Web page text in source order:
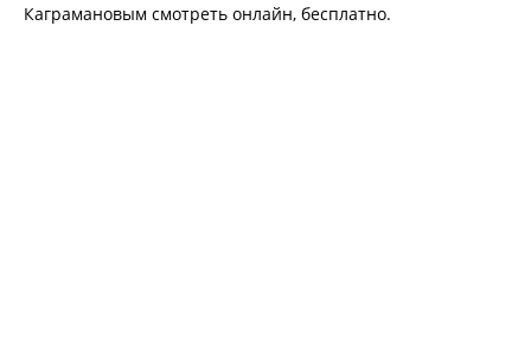
Каграмановым смотреть онлайн, бесплатно.